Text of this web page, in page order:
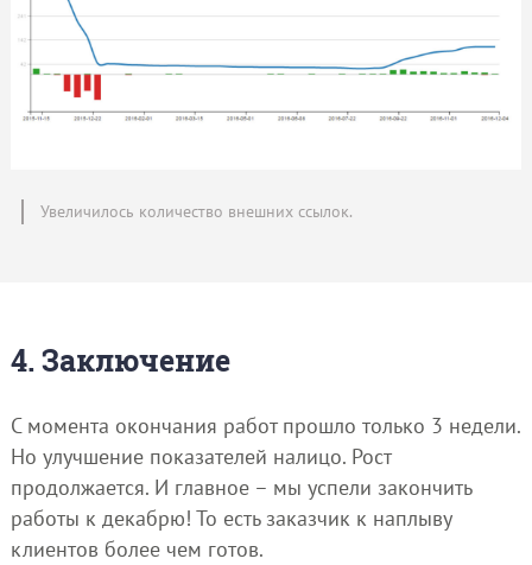
Увеличилось количество внешних ссылок.
4. Заключение
С момента окончания работ прошло только 3 недели.
Но улучшение показателей налицо. Рост
продолжается. И главное – мы успели закончить
работы к декабрю! То есть заказчик к наплыву
клиентов более чем готов.